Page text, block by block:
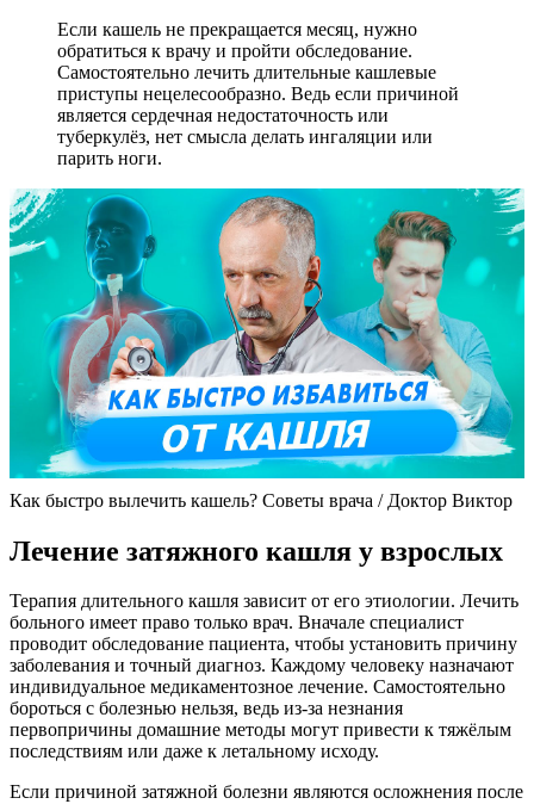
Если кашель не прекращается месяц, нужно
обратиться к врачу и пройти обследование.
Самостоятельно лечить длительные кашлевые
приступы нецелесообразно. Ведь если причиной
является сердечная недостаточность или
туберкулёз, нет смысла делать ингаляции или
парить ноги.
Как быстро вылечить кашель? Советы врача / Доктор Виктор
Лечение затяжного кашля у взрослых
Терапия длительного кашля зависит от его этиологии. Лечить
больного имеет право только врач. Вначале специалист
проводит обследование пациента, чтобы установить причину
заболевания и точный диагноз. Каждому человеку назначают
индивидуальное медикаментозное лечение. Самостоятельно
бороться с болезнью нельзя, ведь из-за незнания
первопричины домашние методы могут привести к тяжёлым
последствиям или даже к летальному исходу.
Если причиной затяжной болезни являются осложнения после